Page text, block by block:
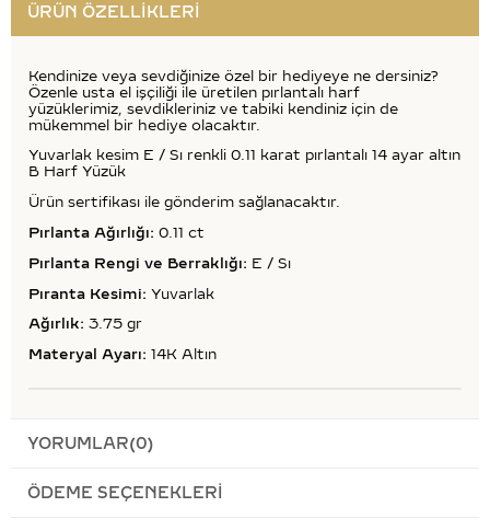
ÜRÜN ÖZELLIKLERI
Kendinize veya sevdiğinize özel bir hediyeye ne dersiniz?
Özenle usta el işçiliği ile üretilen pırlantalı harf
yüzüklerimiz, sevdikleriniz ve tabiki kendiniz için de
mükemmel bir hediye olacaktır.
Yuvarlak kesim E / Sı renkli 0.11 karat pırlantalı 14 ayar altın
B Harf Yüzük
Ürün sertifikası ile gönderim sağlanacaktır.
Pırlanta Ağırlığı: 0.11 ct
Pırlanta Rengi ve Berraklığı: E / Sı
Pıranta Kesimi: Yuvarlak
Ağırlık: 3.75 gr
Materyal Ayarı: 14K Altın
YORUMLAR(0)
ÖDEME SEÇENEKLERI